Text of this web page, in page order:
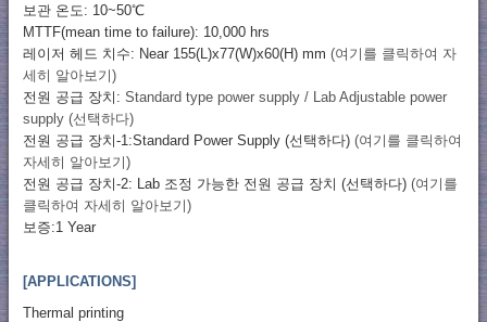
보관 온도: 10~50℃
MTTF(mean time to failure): 10,000 hrs
레이저 헤드 치수: Near 155(L)x77(W)x60(H) mm (여기를 클릭하여 자
세히 알아보기)
전원 공급 장치: Standard type power supply / Lab Adjustable power
supply (선택하다)
전원 공급 장치-1:Standard Power Supply (선택하다) (여기를 클릭하여
자세히 알아보기)
전원 공급 장치-2: Lab 조정 가능한 전원 공급 장치 (선택하다) (여기를
클릭하여 자세히 알아보기)
보증:1 Year
[APPLICATIONS]
Thermal printing